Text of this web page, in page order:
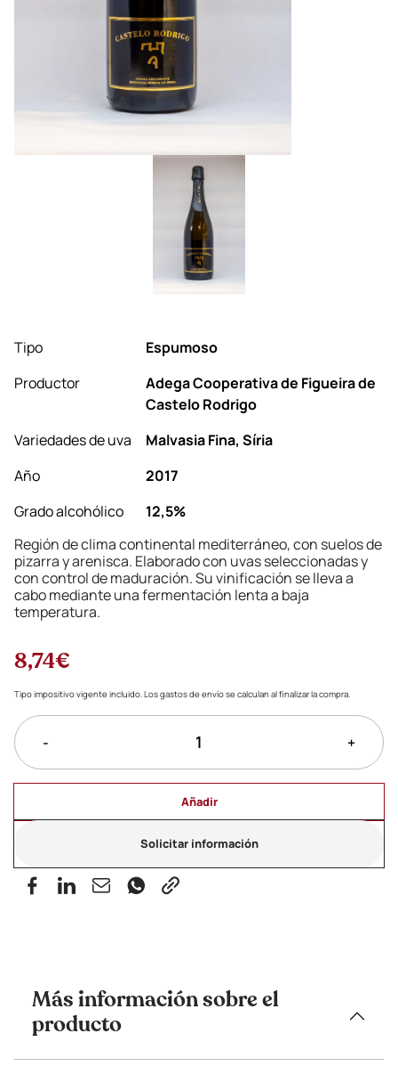
Tipo
Espumoso
Productor
Adega Cooperativa de Figueira de
Castelo Rodrigo
Variedades de uva
Malvasia Fina, Síria
Año
2017
Grado alcohólico
12,5%
Región de clima continental mediterráneo, con suelos de
pizarra y arenisca. Elaborado con uvas seleccionadas y
con control de maduración. Su vinificación se lleva a
cabo mediante una fermentación lenta a baja
temperatura.
8,74€
Tipo impositivo vigente incluido. Los gastos de envío se calculan al finalizar la compra.
- +
Añadir
Solicitar información
Más información sobre el
producto